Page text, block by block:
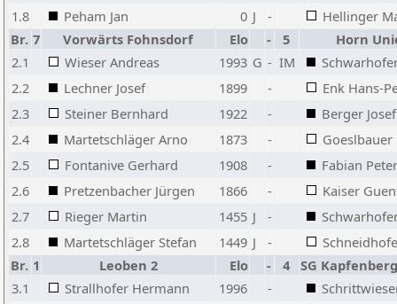
1.8
Peham Jan 0 J -
Hellinger
Br. 7 Vorwärts Fohnsdorf Elo - 5
Horn
2.1
Wieser Andreas 1993 G - IM
2.2
Lechner Josef 1899 -
Enk Hans-
2.3
Steiner Bernhard 1922 -
Berger Josef
2.4
Martetschläger Arno 1873 -
2.5
Fontanive Gerhard 1908 -
Fabian Peter
2.6
Pretzenbacher Jürgen 1866 -
Kaiser
2.7
Rieger Martin 1455 J -
2.8
Martetschläger Stefan 1449 J -
Br. 1 Leoben 2 Elo - 4 SG
3.1
Strallhofer Hermann 1996 -